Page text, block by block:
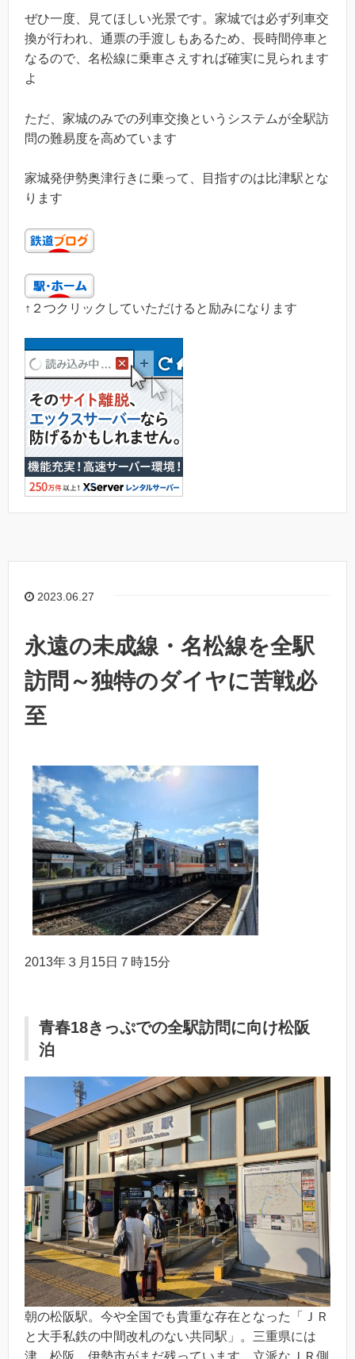
ぜひ一度、見てほしい光景です。家城では必ず列車交
換が行われ、通票の手渡しもあるため、長時間停車と
なるので、名松線に乗車さえすれば確実に見られます
よ
ただ、家城のみでの列車交換というシステムが全駅訪
問の難易度を高めています
家城発伊勢奥津行きに乗って、目指すのは比津駅とな
ります
↑２つクリックしていただけると励みになります
2023.06.27
永遠の未成線・名松線を全駅
訪問～独特のダイヤに苦戦必
至
2013年３月15日７時15分
青春18きっぷでの全駅訪問に向け松阪
泊
朝の松阪駅。今や全国でも貴重な存在となった「ＪＲ
と大手私鉄の中間改札のない共同駅」。三重県には
津、松阪、伊勢市がまだ残っています。立派なＪＲ側